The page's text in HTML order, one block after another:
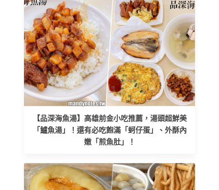
【品深海魚湯】高雄前金小吃推薦，湯頭超鮮美
「鱸魚湯」！還有必吃飽滿「蚵仔蛋」、外酥內
嫩「煎魚肚」！